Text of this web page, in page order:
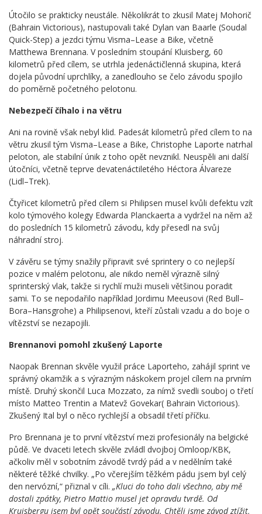
Útočilo se prakticky neustále. Několikrát to zkusil Matej Mohorič
(Bahrain Victorious), nastupovali také Dylan van Baarle (Soudal
Quick-Step) a jezdci týmu Visma–Lease a Bike, včetně
Matthewa Brennana. V posledním stoupání Kluisberg, 60
kilometrů před cílem, se utrhla jedenáctičlenná skupina, která
dojela původní uprchlíky, a zanedlouho se čelo závodu spojilo
do poměrně početného pelotonu.
Nebezpečí číhalo i na větru
Ani na rovině však nebyl klid. Padesát kilometrů před cílem to na
větru zkusil tým Visma–Lease a Bike, Christophe Laporte natrhal
peloton, ale stabilní únik z toho opět nevznikl. Neuspěli ani další
útočníci, včetně teprve devatenáctiletého Héctora Álvareze
(Lidl–Trek).
Čtyřicet kilometrů před cílem si Philipsen musel kvůli defektu vzít
kolo týmového kolegy Edwarda Planckaerta a vydržel na něm až
do posledních 15 kilometrů závodu, kdy přesedl na svůj
náhradní stroj.
V závěru se týmy snažily připravit své sprintery o co nejlepší
pozice v malém pelotonu, ale nikdo neměl výrazně silný
sprinterský vlak, takže si rychlí muži museli většinou poradit
sami. To se nepodařilo například Jordimu Meeusovi (Red Bull–
Bora–Hansgrohe) a Philipsenovi, kteří zůstali vzadu a do boje o
vítězství se nezapojili.
Brennanovi pomohl zkušený Laporte
Naopak Brennan skvěle využil práce Laporteho, zahájil sprint ve
správný okamžik a s výrazným náskokem projel cílem na prvním
místě. Druhý skončil Luca Mozzato, za nímž svedli souboj o třetí
místo Matteo Trentin a Matevž Govekar( Bahrain Victorious).
Zkušený Ital byl o něco rychlejší a obsadil třetí příčku.
Pro Brennana je to první vítězství mezi profesionály na belgické
půdě. Ve dvaceti letech skvěle zvládl dvojboj Omloop/KBK,
ačkoliv měl v sobotním závodě tvrdý pád a v nedělním také
některé těžké chvilky. „Po včerejším těžkém pádu jsem byl celý
den nervózní,“ přiznal v cíli. „Kluci do toho dali všechno, aby mě
dostali zpátky, Pietro Mattio musel jet opravdu tvrdě. Od
Kruisbergu jsem byl opět součástí závodu. Chtěli jsme závod ztížit,